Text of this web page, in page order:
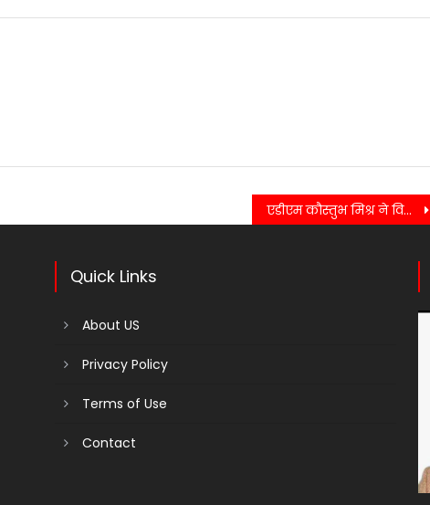
एडीएम कौस्तुभ मिश्र ने विभागों को किया अलर्ट, 15 जून से पहले पूरी हों सभी तैयारियां
Quick Links
About US
Privacy Policy
Terms of Use
Contact